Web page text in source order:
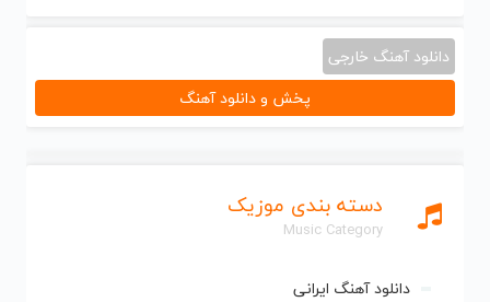
دسته بندی موزیک
Music Category
دانلود آهنگ ایرانی
دانلود آهنگ خارجی
پخش و دانلود آهنگ